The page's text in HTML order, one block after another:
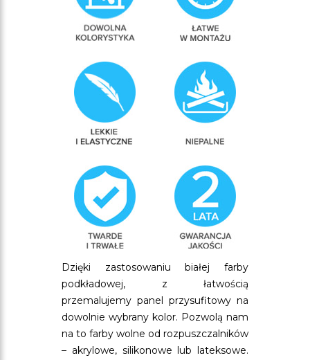
Dzięki zastosowaniu białej farby
podkładowej, z łatwością
przemalujemy panel przysufitowy na
dowolnie wybrany kolor. Pozwolą nam
na to farby wolne od rozpuszczalników
– akrylowe, silikonowe lub lateksowe.